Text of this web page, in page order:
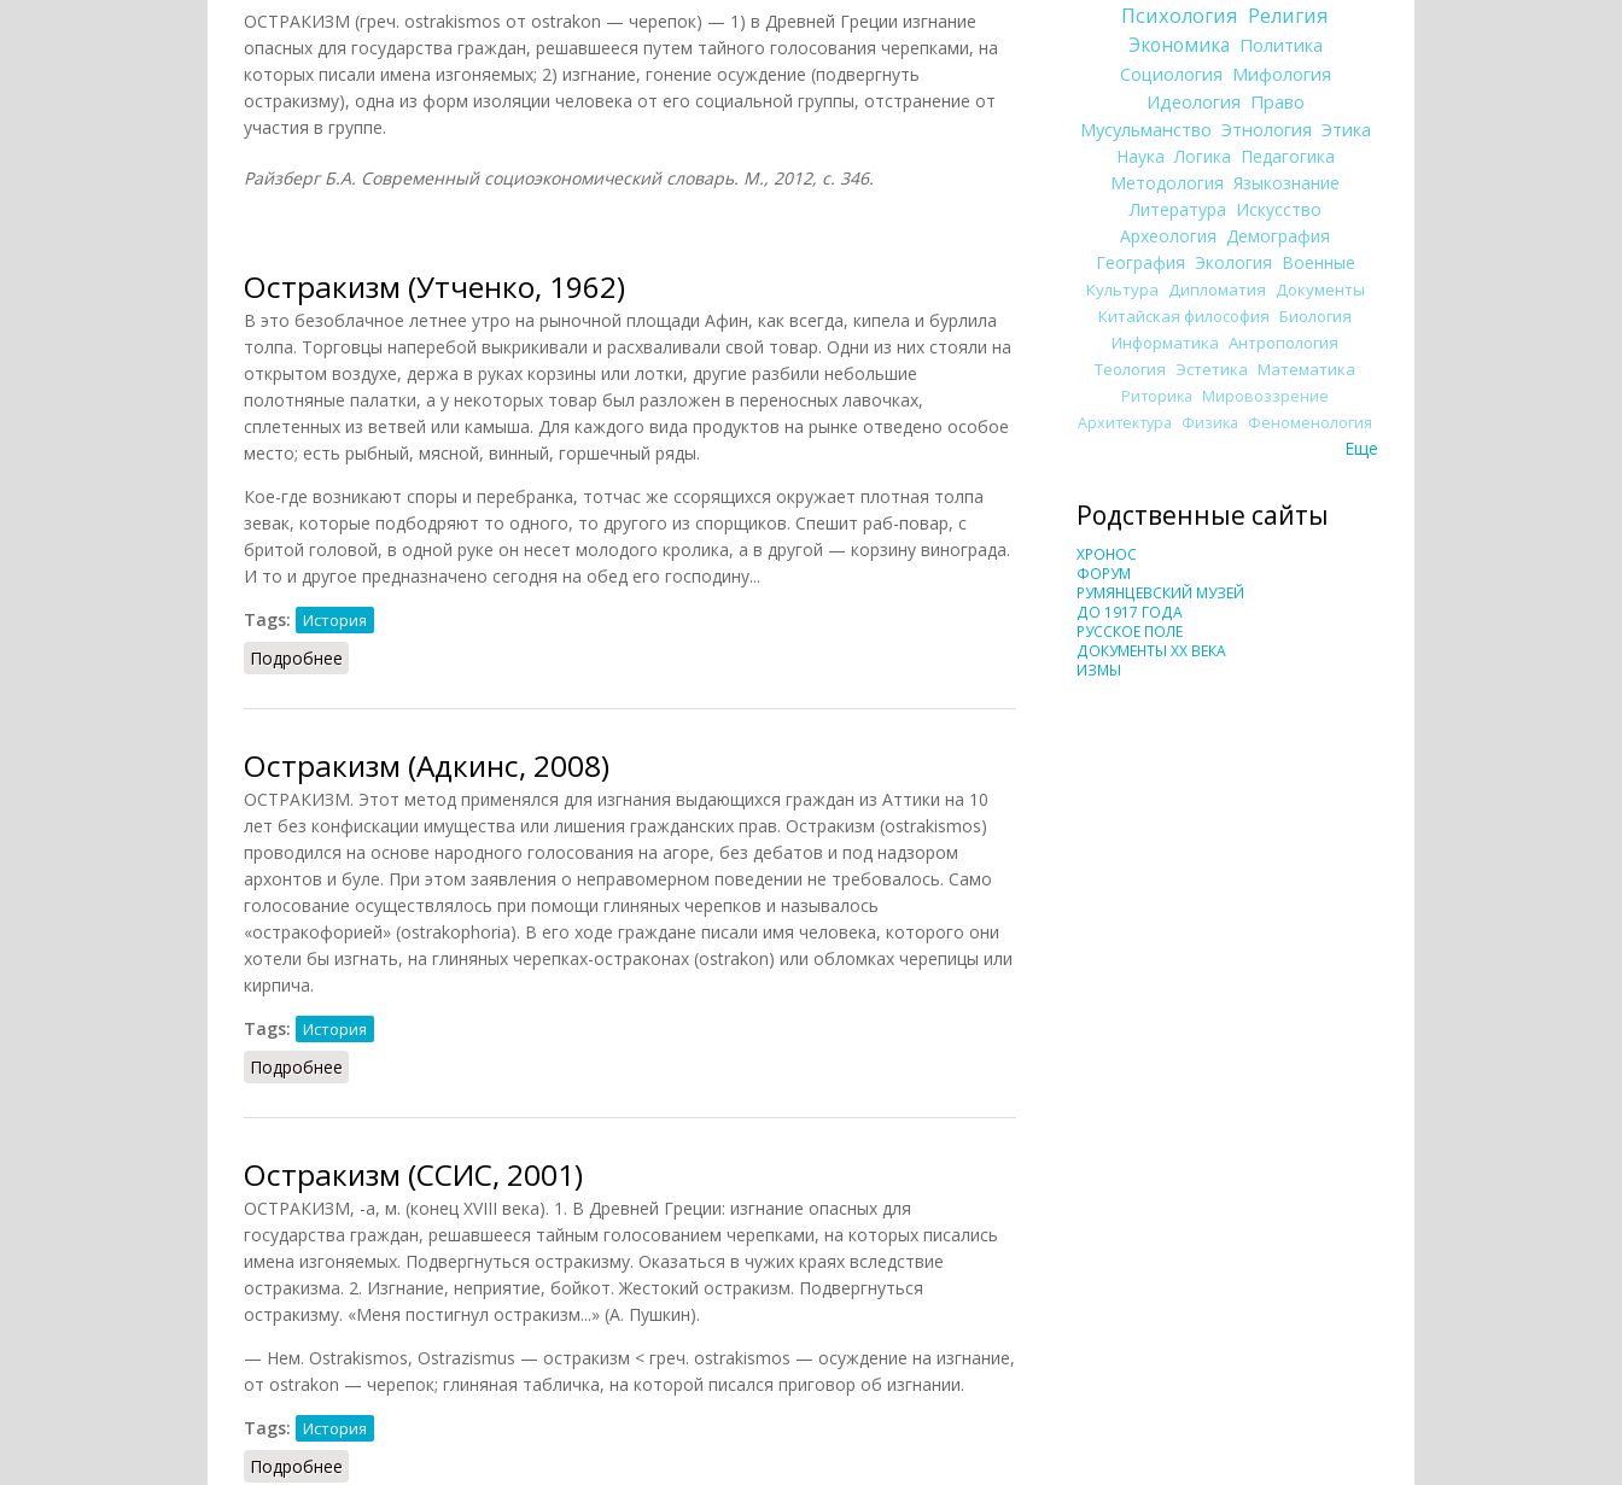
ОСТРАКИЗМ (греч. ostrakismos от ostrakon — черепок) — 1) в Древней Греции изгнание
опасных для государства граждан, решавшееся путем тайного голосования черепками, на
которых писали имена изгоняемых; 2) изгнание, гонение осуждение (подвергнуть
остракизму), одна из форм изоляции человека от его социальной группы, отстранение от
участия в группе.
Райзберг Б.А. Современный социоэкономический словарь. М., 2012, с. 346.
Остракизм (Утченко, 1962)
В это безоблачное летнее утро на рыночной площади Афин, как всегда, кипела и бурлила
толпа. Торговцы наперебой выкрикивали и расхваливали свой товар. Одни из них стояли на
открытом воздухе, держа в руках корзины или лотки, другие разбили небольшие
полотняные палатки, а у некоторых товар был разложен в переносных лавочках,
сплетенных из ветвей или камыша. Для каждого вида продуктов на рынке отведено особое
место; есть рыбный, мясной, винный, горшечный ряды.
Кое-где возникают споры и перебранка, тотчас же ссорящихся окружает плотная толпа
зевак, которые подбодряют то одного, то другого из спорщиков. Спешит раб-повар, с
бритой головой, в одной руке он несет молодого кролика, а в другой — корзину винограда.
И то и другое предназначено сегодня на обед его господину...
Tags:
История
Подробнее
Остракизм (Адкинс, 2008)
ОСТРАКИЗМ. Этот метод применялся для изгнания выдающихся граждан из Аттики на 10
лет без конфискации имущества или лишения гражданских прав. Остракизм (ostrakismos)
проводился на основе народного голосования на агоре, без дебатов и под надзором
архонтов и буле. При этом заявления о неправомерном поведении не требовалось. Само
голосование осуществлялось при помощи глиняных черепков и называлось
«остракофорией» (ostrakophoria). В его ходе граждане писали имя человека, которого они
хотели бы изгнать, на глиняных черепках-остраконах (ostrakon) или обломках черепицы или
кирпича.
Tags:
История
Подробнее
Остракизм (ССИС, 2001)
ОСТРАКИЗМ, -а, м. (конец XVIII века). 1. В Древней Греции: изгнание опасных для
государства граждан, решавшееся тайным голосованием черепками, на которых писались
имена изгоняемых. Подвергнуться остракизму. Оказаться в чужих краях вследствие
остракизма. 2. Изгнание, неприятие, бойкот. Жестокий остракизм. Подвергнуться
остракизму. «Меня постигнул остракизм...» (А. Пушкин).
— Нем. Ostrakismos, Ostrazismus — остракизм < греч. ostrakismos — осуждение на изгнание,
от ostrakon — черепок; глиняная табличка, на которой писался приговор об изгнании.
Tags:
История
Подробнее
Психология Религия
Экономика Политика
Социология Мифология
Идеология Право
Мусульманство Этнология Этика
Наука Логика Педагогика
Методология Языкознание
Литература Искусство
Археология Демография
География Экология Военные
Культура Дипломатия Документы
Китайская философия Биология
Информатика Антропология
Теология Эстетика Математика
Риторика Мировоззрение
Архитектура Физика Феноменология
Еще
Родственные сайты
ХРОНОС
ФОРУМ
РУМЯНЦЕВСКИЙ МУЗЕЙ
ДО 1917 ГОДА
РУССКОЕ ПОЛЕ
ДОКУМЕНТЫ XX ВЕКА
ИЗМЫ